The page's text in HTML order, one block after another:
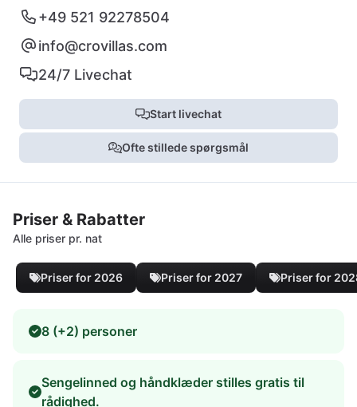
+49 521 92278504
info@crovillas.com
24/7 Livechat
Start livechat
Ofte stillede spørgsmål
Priser & Rabatter
Alle priser pr. nat
Priser for 2026 Priser for 2027 Priser for
8 (+2) personer
Sengelinned og håndklæder stilles gratis til
rådighed.